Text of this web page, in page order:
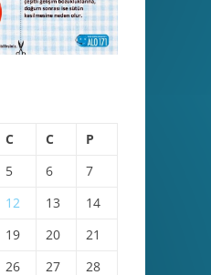
C C
P
5 6
7
12 13
14
19 20
21
26 27 28